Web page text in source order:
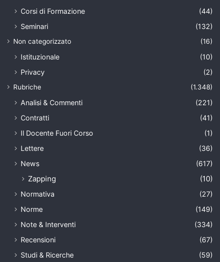
Corsi di Formazione
(44)
Seminari
(132)
Non categorizzato (16)
Istituzionale
(10)
Privacy
(2)
Rubriche (1.348)
Analisi & Commenti
(221)
Contratti
(41)
Il Docente Fuori Corso
(1)
Lettere
(36)
News
(617)
Zapping (10)
Normativa
(27)
Norme
(149)
Note & Interventi
(334)
Recensioni
(67)
Studi & Ricerche
(59)